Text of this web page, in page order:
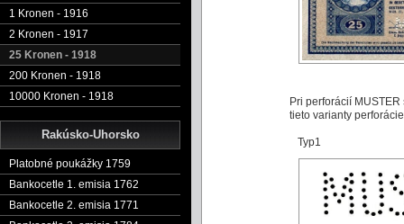
1 Kronen - 1916
2 Kronen - 1917
25 Kronen - 1918
200 Kronen - 1918
10000 Kronen - 1918
Rakúsko-Uhorsko
Platobné poukážky 1759
Bankocetle 1. emisia 1762
Bankocetle 2. emisia 1771
Pri perforácií
tieto varianty
Typ1